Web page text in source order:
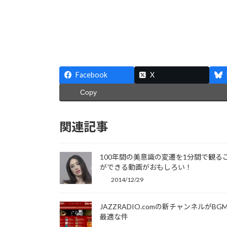
Facebook X
Copy
関連記事
100年間の美意識の変遷を1分間で観る
ができる動画がおもしろい！
2014/12/29
JAZZRADIO.comの新チャンネルが
最適な件